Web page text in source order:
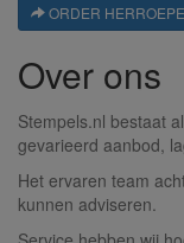
ORDER
Over ons
Stempels.nl bestaat
gevarieerd aanbod,
Het ervaren team
kunnen adviseren.